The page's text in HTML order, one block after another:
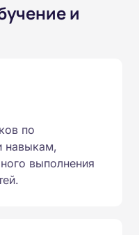
и
по
навыкам,
выполнения